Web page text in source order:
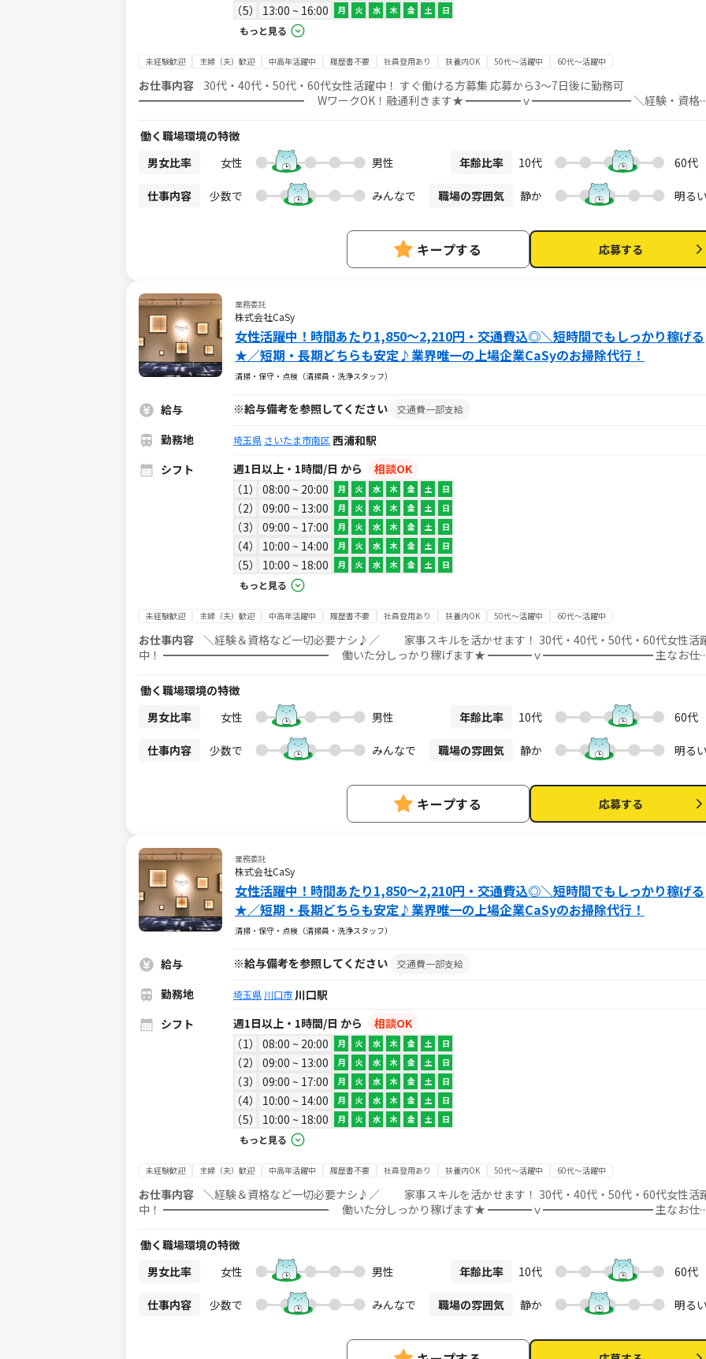
5 13:00 ~ 16:00 月 火 水 木 金 土 日
もっと見る
未経験歓迎 主婦（夫）歓迎 中高年活躍中 履歴書不要 社員登用あり 扶養内OK 50代～活躍中 60代～活躍中
お仕事内容 30代・40代・50代・60代女性活躍中！ すぐ働ける方募集 応募から3～7日後に勤務可
━━━━━━━━━━━━━━━ WワークOK！融通利きます★ ━━━━━ｖ━━━━━━━━━ ＼経験・資格
掃除・お片づけ、水まわりのお掃除など日常清掃 ※料理なし お掃除が好きな方！日頃から掃除をしている方！ 今お
持ちのスキルをそのまま活かして働けます♪ もちろん、経験のない方でも安心してスタートできる 環境が整ってい
るのでご安心ください！ 週1回×1h～OKなのでライフスタイルに合わせて 好きな時間・好きな場所で働けます♪
┏━━━━━━━━━━━━━━━━━━━━┓ 仮応募後に即時届くメールから本応募 お仕事説
明会にご参加ください ┗━━━━━━━━━━━━━━━━━━━━┛ ＜応募方法とお仕事開始までの流れ＞ 1. シ
フトワークスから【仮応募】する ※この時点では正式な応募ではありません。 ↓ 2. 仮応募後に届くメールの
して【説明会・選考会】を予約 ↓ 4. 選考会参加。この時にお気軽にご質問をどうぞ！ ↓ 5.動画での研修、書
働く職場環境の特徴
男女比率
女性 男性 年齢比率 10代 60代
仕事内容 少数で みんなで 職場の雰囲気 静か 明る
キープする 応募する
業務委託
株式会社CaSy
女性活躍中！時間あたり1,850～2,210円・交通費込◎＼短時間でもしっかり稼げる
★／短期・長期どちらも安定♪業界唯一の上場企業CaSyのお掃除代行！
清掃・保守・点検（清掃員・洗浄スタッフ）
給与 ※給与備考を参照してください 交通費一部支給
勤務地 埼玉県 さいたま市南区 西浦和駅
シフト
週1日以上・1時間/日 から
相談OK
1
08:00 ~ 20:00 月 火 水 木 金 土 日
2 09:00 ~ 13:00 月 火 水 木 金 土 日
3 09:00 ~ 17:00 月 火 水 木 金 土 日
4 10:00 ~ 14:00 月 火 水 木 金 土 日
5 10:00 ~ 18:00 月 火 水 木 金 土 日
もっと見る
未経験歓迎 主婦（夫）歓迎 中高年活躍中 履歴書不要 社員登用あり 扶養内OK 50代～活躍中 60代～活躍中
お仕事内容 ＼経験＆資格など一切必要ナシ♪／ 家事スキルを活かせます！ 30代・40代・50代・60代女性活
中！ ━━━━━━━━━━━━━━━ 働いた分しっかり稼げます★ ━━━━ｖ━━━━━━━━━━ 主なお仕事
除が好きな方！日頃から掃除をしている方！ スキルを活かして働けます♪ もちろん、経験のない方でも安心してス
タートできる 環境が整っているのでご安心ください！ 週1回×1h～OKなのでライフスタイルに合わせて 好きな時
間・好きな場所で働けます♪ 業務委託なので頑張ればしっかり稼げます♪
┏━━━━━━━━━━━━━━━━━━━━┓ 仮応募後に即時届くメールから本応募 お仕事説
明会にご参加ください ┗━━━━━━━━━━━━━━━━━━━━┛ ＜応募方法とお仕事開始までの流れ＞ 1. シ
フトワークスから【仮応募】する ※この時点では正式な応募ではありません。 ↓ 2. 仮応募後に届くメールの
して【説明会・選考会】を予約 ↓ 4. 選考会参加。この時にお気軽にご質問をどうぞ！ ↓ 5.動画での研修、書
働く職場環境の特徴
男女比率
女性 男性 年齢比率 10代 60代
仕事内容 少数で みんなで 職場の雰囲気 静か 明る
キープする 応募する
業務委託
株式会社CaSy
女性活躍中！時間あたり1,850～2,210円・交通費込◎＼短時間でもしっかり稼げる
★／短期・長期どちらも安定♪業界唯一の上場企業CaSyのお掃除代行！
清掃・保守・点検（清掃員・洗浄スタッフ）
給与 ※給与備考を参照してください 交通費一部支給
勤務地 埼玉県 川口市 川口駅
シフト
週1日以上・1時間/日 から
相談OK
1
08:00 ~ 20:00 月 火 水 木 金 土 日
2 09:00 ~ 13:00 月 火 水 木 金 土 日
3 09:00 ~ 17:00 月 火 水 木 金 土 日
4 10:00 ~ 14:00 月 火 水 木 金 土 日
5 10:00 ~ 18:00 月 火 水 木 金 土 日
もっと見る
未経験歓迎 主婦（夫）歓迎 中高年活躍中 履歴書不要 社員登用あり 扶養内OK 50代～活躍中 60代～活躍中
お仕事内容 ＼経験＆資格など一切必要ナシ♪／ 家事スキルを活かせます！ 30代・40代・50代・60代女性活
中！ ━━━━━━━━━━━━━━━ 働いた分しっかり稼げます★ ━━━━ｖ━━━━━━━━━━ 主なお仕事
除が好きな方！日頃から掃除をしている方！ スキルを活かして働けます♪ もちろん、経験のない方でも安心してス
タートできる 環境が整っているのでご安心ください！ 週1回×1h～OKなのでライフスタイルに合わせて 好きな時
間・好きな場所で働けます♪ 業務委託なので頑張ればしっかり稼げます♪
┏━━━━━━━━━━━━━━━━━━━━┓ 仮応募後に即時届くメールから本応募 お仕事説
明会にご参加ください ┗━━━━━━━━━━━━━━━━━━━━┛ ＜応募方法とお仕事開始までの流れ＞ 1. シ
フトワークスから【仮応募】する ※この時点では正式な応募ではありません。 ↓ 2. 仮応募後に届くメールの
して【説明会・選考会】を予約 ↓ 4. 選考会参加。この時にお気軽にご質問をどうぞ！ ↓ 5.動画での研修、書
働く職場環境の特徴
男女比率
女性 男性 年齢比率 10代 60代
仕事内容 少数で みんなで 職場の雰囲気 静か 明る